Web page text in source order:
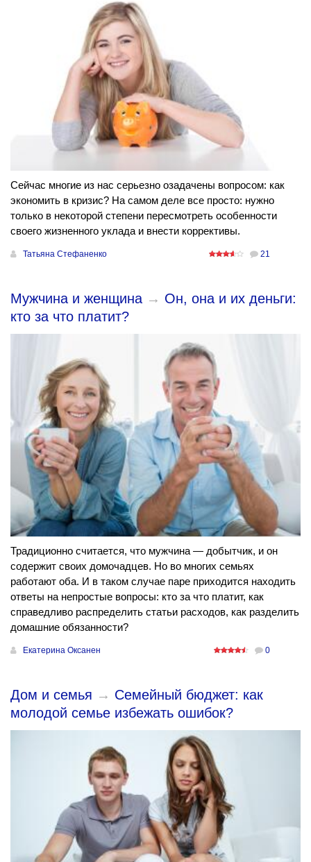
Сейчас многие из нас серьезно озадачены вопросом: как
экономить в кризис? На самом деле все просто: нужно
только в некоторой степени пересмотреть особенности
своего жизненного уклада и внести коррективы.
Татьяна Стефаненко 21
Мужчина и женщина→ Он, она и их деньги:
кто за что платит?
Традиционно считается, что мужчина — добытчик, и он
содержит своих домочадцев. Но во многих семьях
работают оба. И в таком случае паре приходится находить
ответы на непростые вопросы: кто за что платит, как
справедливо распределить статьи расходов, как разделить
домашние обязанности?
Екатерина Оксанен 0
Дом и семья → Семейный бюджет: как
молодой семье избежать ошибок?